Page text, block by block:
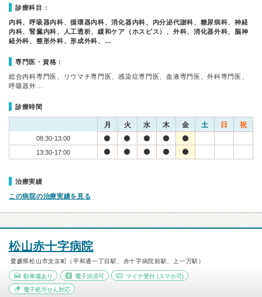
診療科目：
内科、呼吸器内科、循環器内科、消化器内科、内分泌代謝科、糖尿病科、神経
内科、腎臓内科、人工透析、緩和ケア（ホスピス）、外科、消化器外科、脳神
経外科、整形外科、形成外科、…
専門医・資格：
総合内科専門医、リウマチ専門医、感染症専門医、血液専門医、外科専門医、
呼吸器外…
診療時間
月 火 水 木 金 土 日 祝
08:30-13:00
13:30-17:00
治療実績
この病院の治療実績を見る
松山赤十字病院
愛媛県松山市文京町（平和通一丁目駅、赤十字病院前駅、上一万駅）
駐車場あり 電子決済可 マイナ受付 (スマホ可)
電子処方せん対応